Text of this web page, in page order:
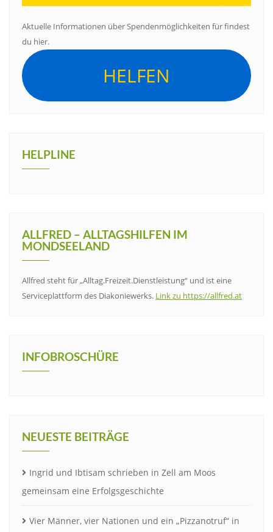
Aktuelle Informationen über Spendenmöglichkeiten für findest
du hier.
HELFEN
HELPLINE
ALLFRED – ALLTAGSHILFEN IM
MONDSEELAND
Allfred steht für „Alltag.Freizeit.Dienstleistung“ und ist eine
Serviceplattform des Diakoniewerks. Link zu https://allfred.at
INFOBROSCHÜRE
NEUESTE BEITRÄGE
Ingrid und Ibtisam schrieben in Zell am Moos
gemeinsam eine Erfolgsgeschichte
Vier Männer, vier Nationen und ein „Pizzanotruf“ in